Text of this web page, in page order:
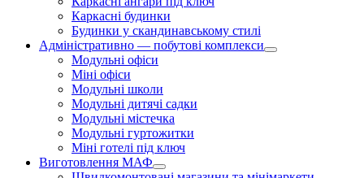
Каркасні будинки
Будинки у скандинавському стилі
Адміністративно — побутові комплекси
Модульні офіси
Міні офіси
Модульні школи
Модульні дитячі садки
Модульні містечка
Модульні гуртожитки
Міні готелі під ключ
Виготовлення МАФ